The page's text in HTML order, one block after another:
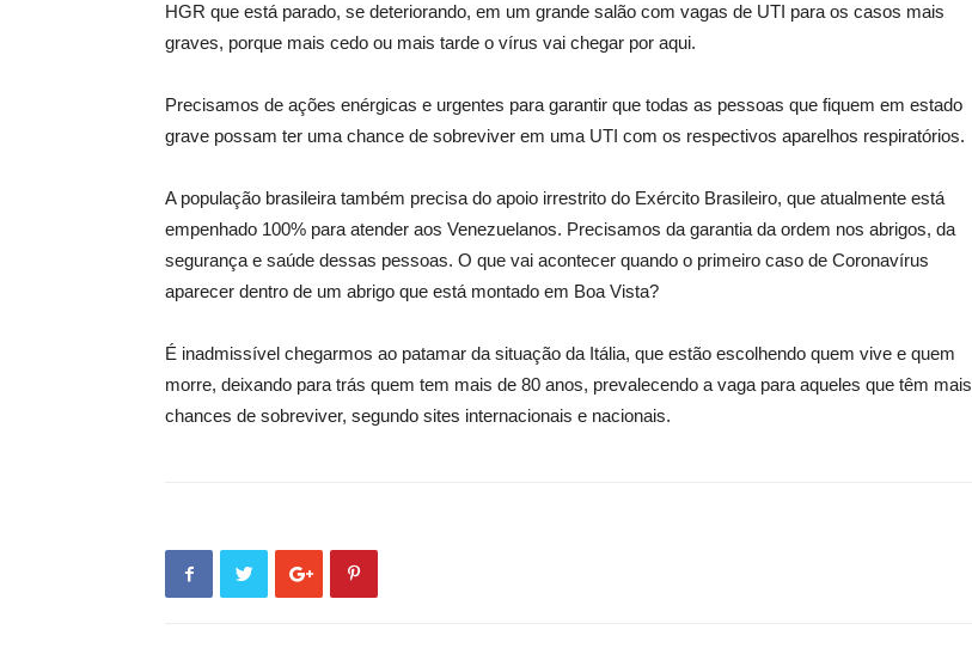
HGR que está parado, se deteriorando, em um grande salão com vagas de UTI para os casos mais
graves, porque mais cedo ou mais tarde o vírus vai chegar por aqui.
Precisamos de ações enérgicas e urgentes para garantir que todas as pessoas que fiquem em estado
grave possam ter uma chance de sobreviver em uma UTI com os respectivos aparelhos respiratórios.
A população brasileira também precisa do apoio irrestrito do Exército Brasileiro, que atualmente está
empenhado 100% para atender aos Venezuelanos. Precisamos da garantia da ordem nos abrigos, da
segurança e saúde dessas pessoas. O que vai acontecer quando o primeiro caso de Coronavírus
aparecer dentro de um abrigo que está montado em Boa Vista?
É inadmissível chegarmos ao patamar da situação da Itália, que estão escolhendo quem vive e quem
morre, deixando para trás quem tem mais de 80 anos, prevalecendo a vaga para aqueles que têm mais
chances de sobreviver, segundo sites internacionais e nacionais.